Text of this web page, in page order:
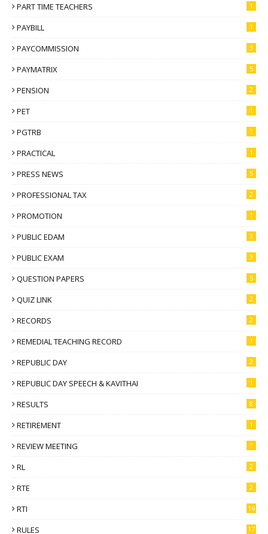
PART TIME TEACHERS 1
PAYBILL 1
PAYCOMMISSION 3
PAYMATRIX 5
PENSION 2
PET 1
PGTRB 1
PRACTICAL 1
PRESS NEWS 5
PROFESSIONAL TAX 2
PROMOTION 1
PUBLIC EDAM 3
PUBLIC EXAM 3
QUESTION PAPERS 5
QUIZ LINK 2
RECORDS 2
REMEDIAL TEACHING RECORD 1
REPUBLIC DAY 2
REPUBLIC DAY SPEECH & KAVITHAI 1
RESULTS 8
RETIREMENT 1
REVIEW MEETING 1
RL 2
RTE 2
RTI 16
RULES 17